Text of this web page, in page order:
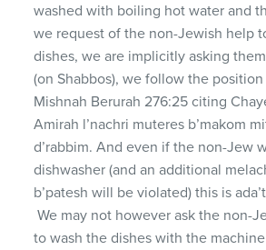
washed with boiling hot water and
we request of the non-Jewish help
dishes, we are implicitly asking
(on Shabbos), we follow the
Mishnah Berurah 276:25 citing
Amirah l’nachri muteres b’makom
d’rabbim. And even if the non-Jew
dishwasher (and an additional
b’patesh will be violated) this is
We may not however ask the non-
to wash the dishes with the